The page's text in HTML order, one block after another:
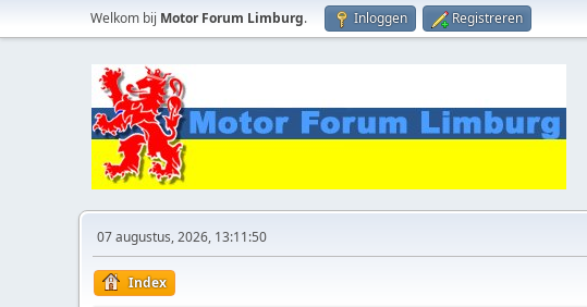
Welkom bij Motor Forum Limburg. Inloggen Registreren
07 augustus, 2026, 13:11:50
Index